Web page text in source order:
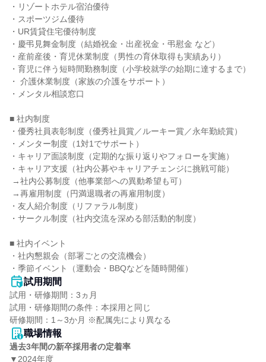
・リゾートホテル宿泊優待
・スポーツジム優待
・UR賃貸住宅優待制度
・慶弔見舞金制度（結婚祝金・出産祝金・弔慰金 など）
・産前産後・育児休業制度（男性の育休取得も実績あり）
・育児に伴う短時間勤務制度（小学校就学の始期に達するまで）
・ 介護休業制度（家族の介護をサポート）
・メンタル相談窓口
■ 社内制度
・優秀社員表彰制度（優秀社員賞／ルーキー賞／永年勤続賞）
・メンター制度（1対1でサポート）
・キャリア面談制度（定期的な振り返りやフォローを実施）
・キャリア支援（社内公募やキャリアチェンジに挑戦可能）
・友人紹介制度（リファラル制度）
・サークル制度（社内交流を深める部活動的制度）
■ 社内イベント
・社内懇親会（部署ごとの交流機会）
・季節イベント（運動会・BBQなどを随時開催）
試用期間
試用・研修期間：3ヵ月
試用・研修期間の条件：本採用と同じ
職場情報
過去3年間の新卒採用者の定着率
▼2024年度